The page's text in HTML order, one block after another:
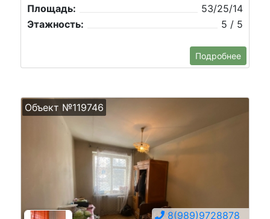
Площадь:
53/25/14
Этажность:
5 / 5
Подробнее
Объект №119746
8(989)9728878